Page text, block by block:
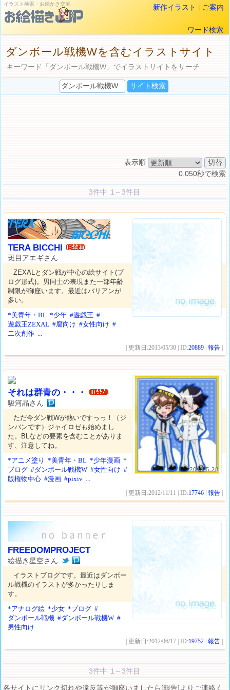
イラスト検索・お絵かき交流 新作イラスト | ご案内
ワード検索
ダンボール戦機Wを含むイラストサイト
キーワード「ダンボール戦機W」でイラストサイトをサーチ
表示順
0.050秒で検索
3件中 1～3件目
TERA BICCHI
斑目アエギさん
ZEXALとダン戦が中心の絵サイト(ブ
ログ形式)。男同士の表現また一部年齢
制限が御座います。最近はバリアンが
多い。
*美青年・BL *少年 #遊戯王 #
遊戯王ZEXAL #腐向け #女性向け #
二次創作 ...
| 更新日:2013/05/30 | ID:20889 |報告
2013.5.28
それは群青の・・・
駿河晶さん
ただ今ダン戦Wが熱いですっっ！（ジ
ンバンです）ジャイロゼも始めまし
た。BLなどの要素を含むことがありま
す、注意してね。
*アニメ塗り
*美青年・BL *少年漫画 *
ブログ #ダンボール戦機W #女性向け #
版権物中心 #漫画 #pixiv ...
| 更新日:2012/11/11 | ID:17746 |報告
FREEDOMPROJECT
絵描き星空さん
イラストブログです。最近はダンボー
ル戦機のイラストが多かったりしま
す。
*アナログ絵 *少女 *ブログ #
ダンボール戦機 #ダンボール戦機W #
男性向け
| 更新日:2012/06/17 | ID:19752 |報告
3件中 1～3件目
各サイトにリンク切れや違反等が御座いましたら[報告]よりご連絡く